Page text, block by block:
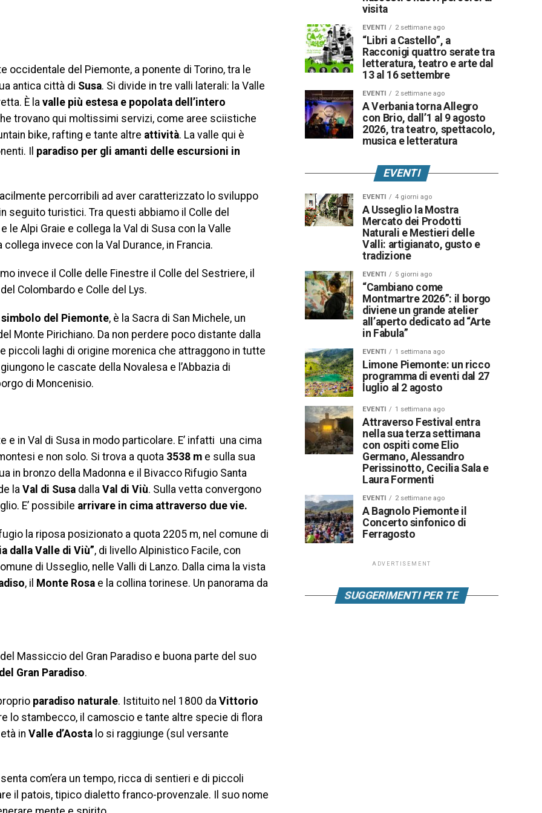
occidentale del Piemonte, a ponente di Torino, tra le
antica città di Susa. Si divide in tre valli laterali: la Valle
È la valle più estesa e popolata dell’intero
trovano qui moltissimi servizi, come aree sciistiche
bike, rafting e tante altre attività. La valle qui è
Il paradiso per gli amanti delle escursioni in
percorribili ad aver caratterizzato lo sviluppo
seguito turistici. Tra questi abbiamo il Colle del
Alpi Graie e collega la Val di Susa con la Valle
invece con la Val Durance, in Francia.
invece il Colle delle Finestre il Colle del Sestriere, il
Colombardo e Colle del Lys.
simbolo del Piemonte, è la Sacra di San Michele, un
Monte Pirichiano. Da non perdere poco distante dalla
piccoli laghi di origine morenica che attraggono in tutte
le cascate della Novalesa e l’Abbazia di
di Moncenisio.
in Val di Susa in modo particolare. E’ infatti una cima
e non solo. Si trova a quota 3538 m e sulla sua
in bronzo della Madonna e il Bivacco Rifugio Santa
laVal di Susa dalla Val di Viù. Sulla vetta convergono
E’ possibile arrivare in cima attraverso due vie.
la riposa posizionato a quota 2205 m, nel comune di
dalla Valle di Viù”, di livello Alpinistico Facile, con
di Usseglio, nelle Valli di Lanzo. Dalla cima la vista
, il Monte Rosa e la collina torinese. Un panorama da
Massiccio del Gran Paradiso e buona parte del suo
Gran Paradiso.
paradiso naturale. Istituito nel 1800 da Vittorio
lo stambecco, il camoscio e tante altre specie di flora
in Valle d’Aosta lo si raggiunge (sul versante
com’era un tempo, ricca di sentieri e di piccoli
il patois, tipico dialetto franco-provenzale. Il suo nome
visita
EVENTI 2 settimane ago
“Libri a Castello”, a
Racconigi quattro serate tra
letteratura, teatro e arte dal
13 al 16 settembre
EVENTI 2 settimane ago
A Verbania torna Allegro
con Brio, dall’1 al 9 agosto
2026, tra teatro, spettacolo,
musica e letteratura
EVENTI
EVENTI 4 giorni ago
A Usseglio la Mostra
Mercato dei Prodotti
Naturali e Mestieri delle
Valli: artigianato, gusto e
tradizione
EVENTI 5 giorni ago
“Cambiano come
Montmartre 2026”: il borgo
diviene un grande atelier
all’aperto dedicato ad “Arte
in Fabula”
EVENTI 1 settimana ago
Limone Piemonte: un ricco
programma di eventi dal 27
luglio al 2 agosto
EVENTI 1 settimana ago
Attraverso Festival entra
nella sua terza settimana
con ospiti come Elio
Germano, Alessandro
Perissinotto, Cecilia Sala e
Laura Formenti
EVENTI 2 settimane ago
A Bagnolo Piemonte il
Concerto sinfonico di
Ferragosto
ADVERTISEMENT
SUGGERIMENTI PER TE